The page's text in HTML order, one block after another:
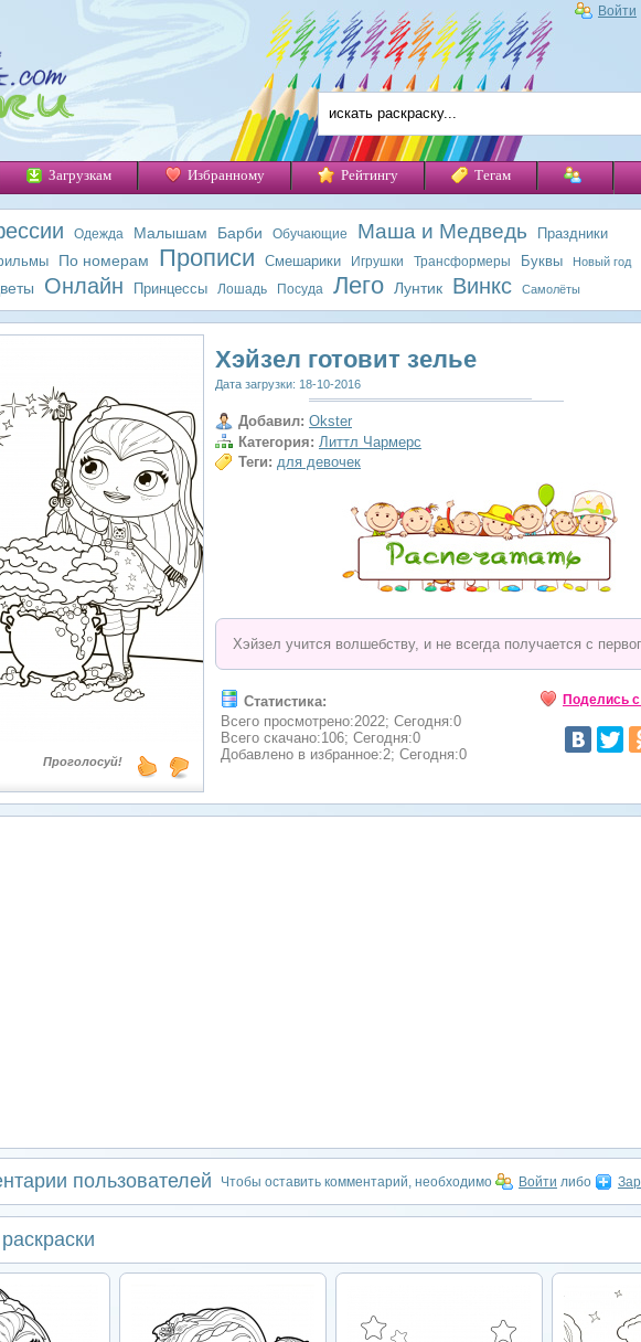
Войти
Загрузкам Избранному Рейтингу Тегам
Одежда Малышам Барби Обучающие Маша и Медведь Праздники
По номерам Прописи Смешарики Игрушки Трансформеры Буквы Новый год
Онлайн Принцессы Лошадь Посуда Лего Лунтик Винкс Самолёты
Проголосуй!
Хэйзел готовит зелье
Дата загрузки: 18-10-2016
Добавил: Okster
Категория: Литтл Чармерс
Теги: для девочек
Хэйзел учится волшебству, и не всегда получается с
Статистика:
Всего просмотрено:2022; Сегодня:0
Всего скачано:106; Сегодня:0
Добавлено в избранное:2; Сегодня:0
Поделись
пользователей Чтобы оставить комментарий, необходимо Войти либо